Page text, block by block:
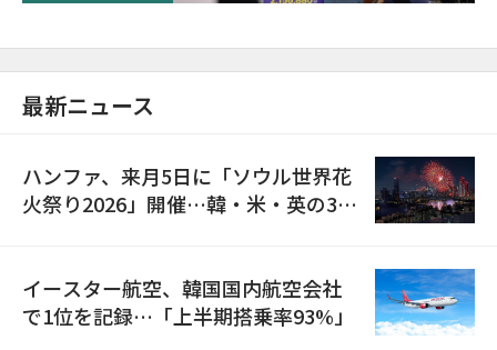
最新ニュース
ハンファ、来月5日に「ソウル世界花
火祭り2026」開催…韓・米・英の3カ
イースター航空、韓国国内航空会社
で1位を記録…「上半期搭乗率93%」